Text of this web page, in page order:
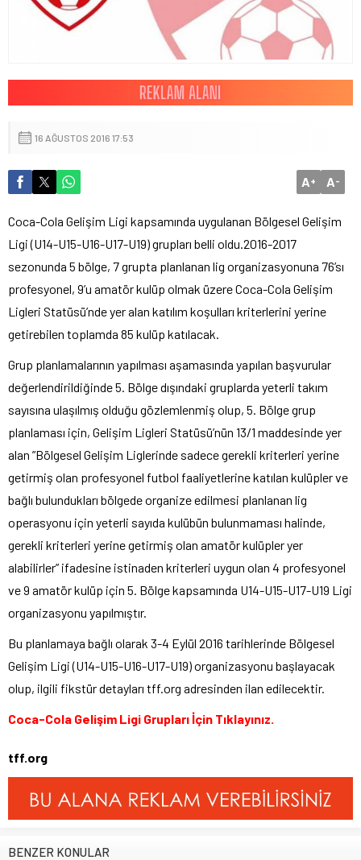
16 AĞUSTOS 2016 17:53
A+ A-
Coca-Cola Gelişim Ligi kapsamında uygulanan Bölgesel Gelişim
Ligi (U14-U15-U16-U17-U19) grupları belli oldu.2016-2017
sezonunda 5 bölge, 7 grupta planlanan lig organizasyonuna 76’sı
profesyonel, 9’u amatör kulüp olmak üzere Coca-Cola Gelişim
Ligleri Statüsü’nde yer alan katılım koşulları kriterlerini yerine
getirebilen toplamda 85 kulüp katılacak.
Grup planlamalarının yapılması aşamasında yapılan başvurular
değerlendirildiğinde 5. Bölge dışındaki gruplarda yeterli takım
sayısına ulaşılmış olduğu gözlemlenmiş olup, 5. Bölge grup
planlaması için, Gelişim Ligleri Statüsü’nün 13/1 maddesinde yer
alan ”Bölgesel Gelişim Liglerinde sadece gerekli kriterleri yerine
getirmiş olan profesyonel futbol faaliyetlerine katılan kulüpler ve
bağlı bulundukları bölgede organize edilmesi planlanan lig
operasyonu için yeterli sayıda kulübün bulunmaması halinde,
gerekli kriterleri yerine getirmiş olan amatör kulüpler yer
alabilirler” ifadesine istinaden kriterleri uygun olan 4 profesyonel
ve 9 amatör kulüp için 5. Bölge kapsamında U14-U15-U17-U19 Ligi
organizasyonu yapılmıştır.
Bu planlamaya bağlı olarak 3-4 Eylül 2016 tarihlerinde Bölgesel
Gelişim Ligi (U14-U15-U16-U17-U19) organizasyonu başlayacak
olup, ilgili fikstür detayları tff.org adresinden ilan edilecektir.
Coca-Cola Gelişim Ligi Grupları İçin Tıklayınız.
tff.org
BENZER KONULAR